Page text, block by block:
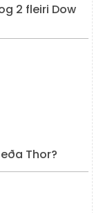
2 fleiri Dow
Thor?